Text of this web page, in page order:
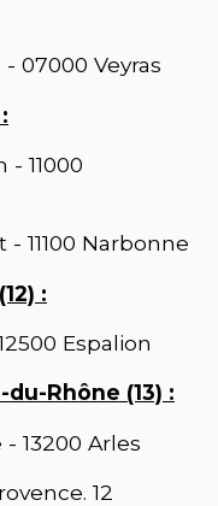
07000 Veyras
11000
11100 Narbonne
:
Espalion
Rhône (13) :
- 13200 Arles
12